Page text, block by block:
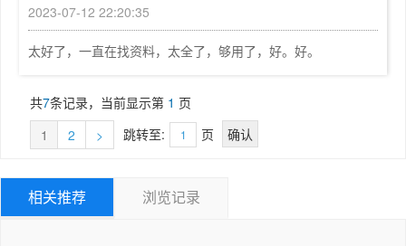
8.3  图层动画	213
8.4  阴影动画	216
第9章  文件的导入与导出操作	219
9.2  二维图像的导入与导出	223
9.3  三维模型的导入与导出	225
第10章  别墅建筑效果图的制作	228
10.2  导入SketchUp前的准备工作	229
10.3  导入CAD图纸并进行调整	232
儿童房模型的创建、卫生间模型的创建、主卧室模型的创建
等；再讲解园林景观模型的创建，包括导入图纸、创建景观
模型、输出图像等；最后讲解V-Ray for SketchUp渲染
述，并对一套室内客厅渲染案例进行分析，介绍渲染效果图
的基本步骤。
■读者对象
景观设计的工作人员，以及相关专业的大中专院校学生学
2023-07-12 22:20:35
太好了，一直在找资料，太全了，够用了，好。好。
共7条记录，当前显示第 1 页
1
2 > 跳转至: 页
相关推荐 浏览记录